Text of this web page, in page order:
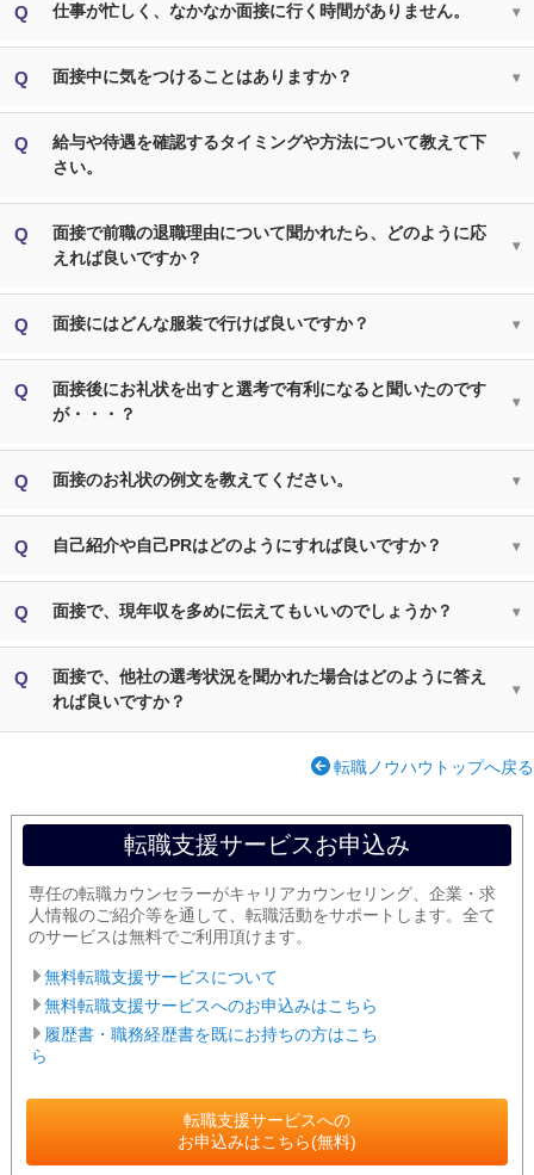
仕事が忙しく、なかなか面接に行く時間がありません。
面接中に気をつけることはありますか？
給与や待遇を確認するタイミングや方法について教えて下
さい。
面接で前職の退職理由について聞かれたら、どのように応
えれば良いですか？
面接にはどんな服装で行けば良いですか？
面接後にお礼状を出すと選考で有利になると聞いたのです
が・・・？
面接のお礼状の例文を教えてください。
自己紹介や自己PRはどのようにすれば良いですか？
面接で、現年収を多めに伝えてもいいのでしょうか？
面接で、他社の選考状況を聞かれた場合はどのように答え
れば良いですか？
転職ノウハウトップへ戻る
転職支援サービスお申込み
専任の転職カウンセラーがキャリアカウンセリング、企業・求
人情報のご紹介等を通して、転職活動をサポートします。全て
のサービスは無料でご利用頂けます。
無料転職支援サービスについて
無料転職支援サービスへのお申込みはこちら
履歴書・職務経歴書を既にお持ちの方はこち
ら
転職支援サービスへの
お申込みはこちら(無料)